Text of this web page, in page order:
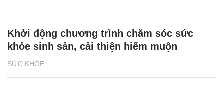
SỨC KHỎE
Khởi động chương trình chăm sóc sức
khỏe sinh sản, cải thiện hiếm muộn